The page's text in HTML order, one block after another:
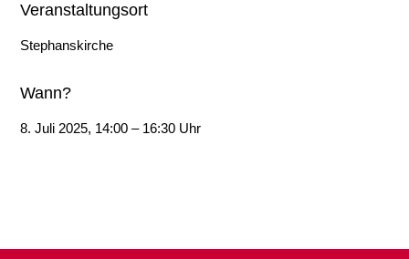
Veranstaltungsort
Stephanskirche
Wann?
8. Juli 2025, 14:00 – 16:30 Uhr